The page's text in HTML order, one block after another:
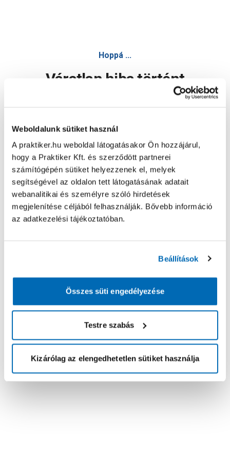
Weboldalunk sütiket használ
A praktiker.hu weboldal látogatásakor Ön hozzájárul,
hogy a Praktiker Kft. és szerződött partnerei
számítógépén sütiket helyezzenek el, melyek
segítségével az oldalon tett látogatásának adatait
webanalitikai és személyre szóló hirdetések
megjelenítése céljából felhasználják. Bővebb információ
az adatkezelési tájékoztatóban.
Beállítások
Összes süti engedélyezése
Testre szabás
Kizárólag az elengedhetetlen sütiket használja
Hoppá ...
Váratlan hiba történt
Oldal újratöltése